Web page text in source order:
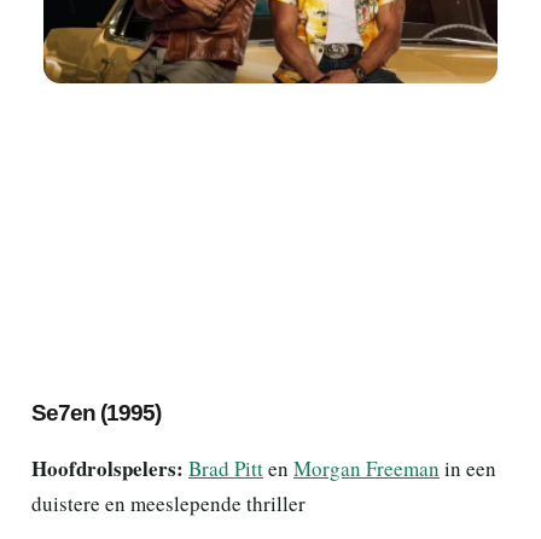
Se7en (1995)
Hoofdrolspelers: Brad Pitten Morgan Freeman in een
duistere en meeslepende thriller